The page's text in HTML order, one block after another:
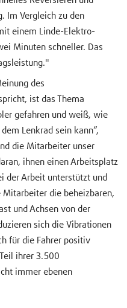
Im Vergleich zu den
einem Linde-Elektro-
Minuten schneller. Das
des
ist das Thema
gefahren und weiß, wie
Lenkrad sein kann“,
die Mitarbeiter unser
ihnen einen Arbeitsplatz
der Arbeit unterstützt und
Mitarbeiter die beheizbaren,
und Achsen von der
sich die Vibrationen
für die Fahrer positiv
ihrer 3.500
immer ebenen